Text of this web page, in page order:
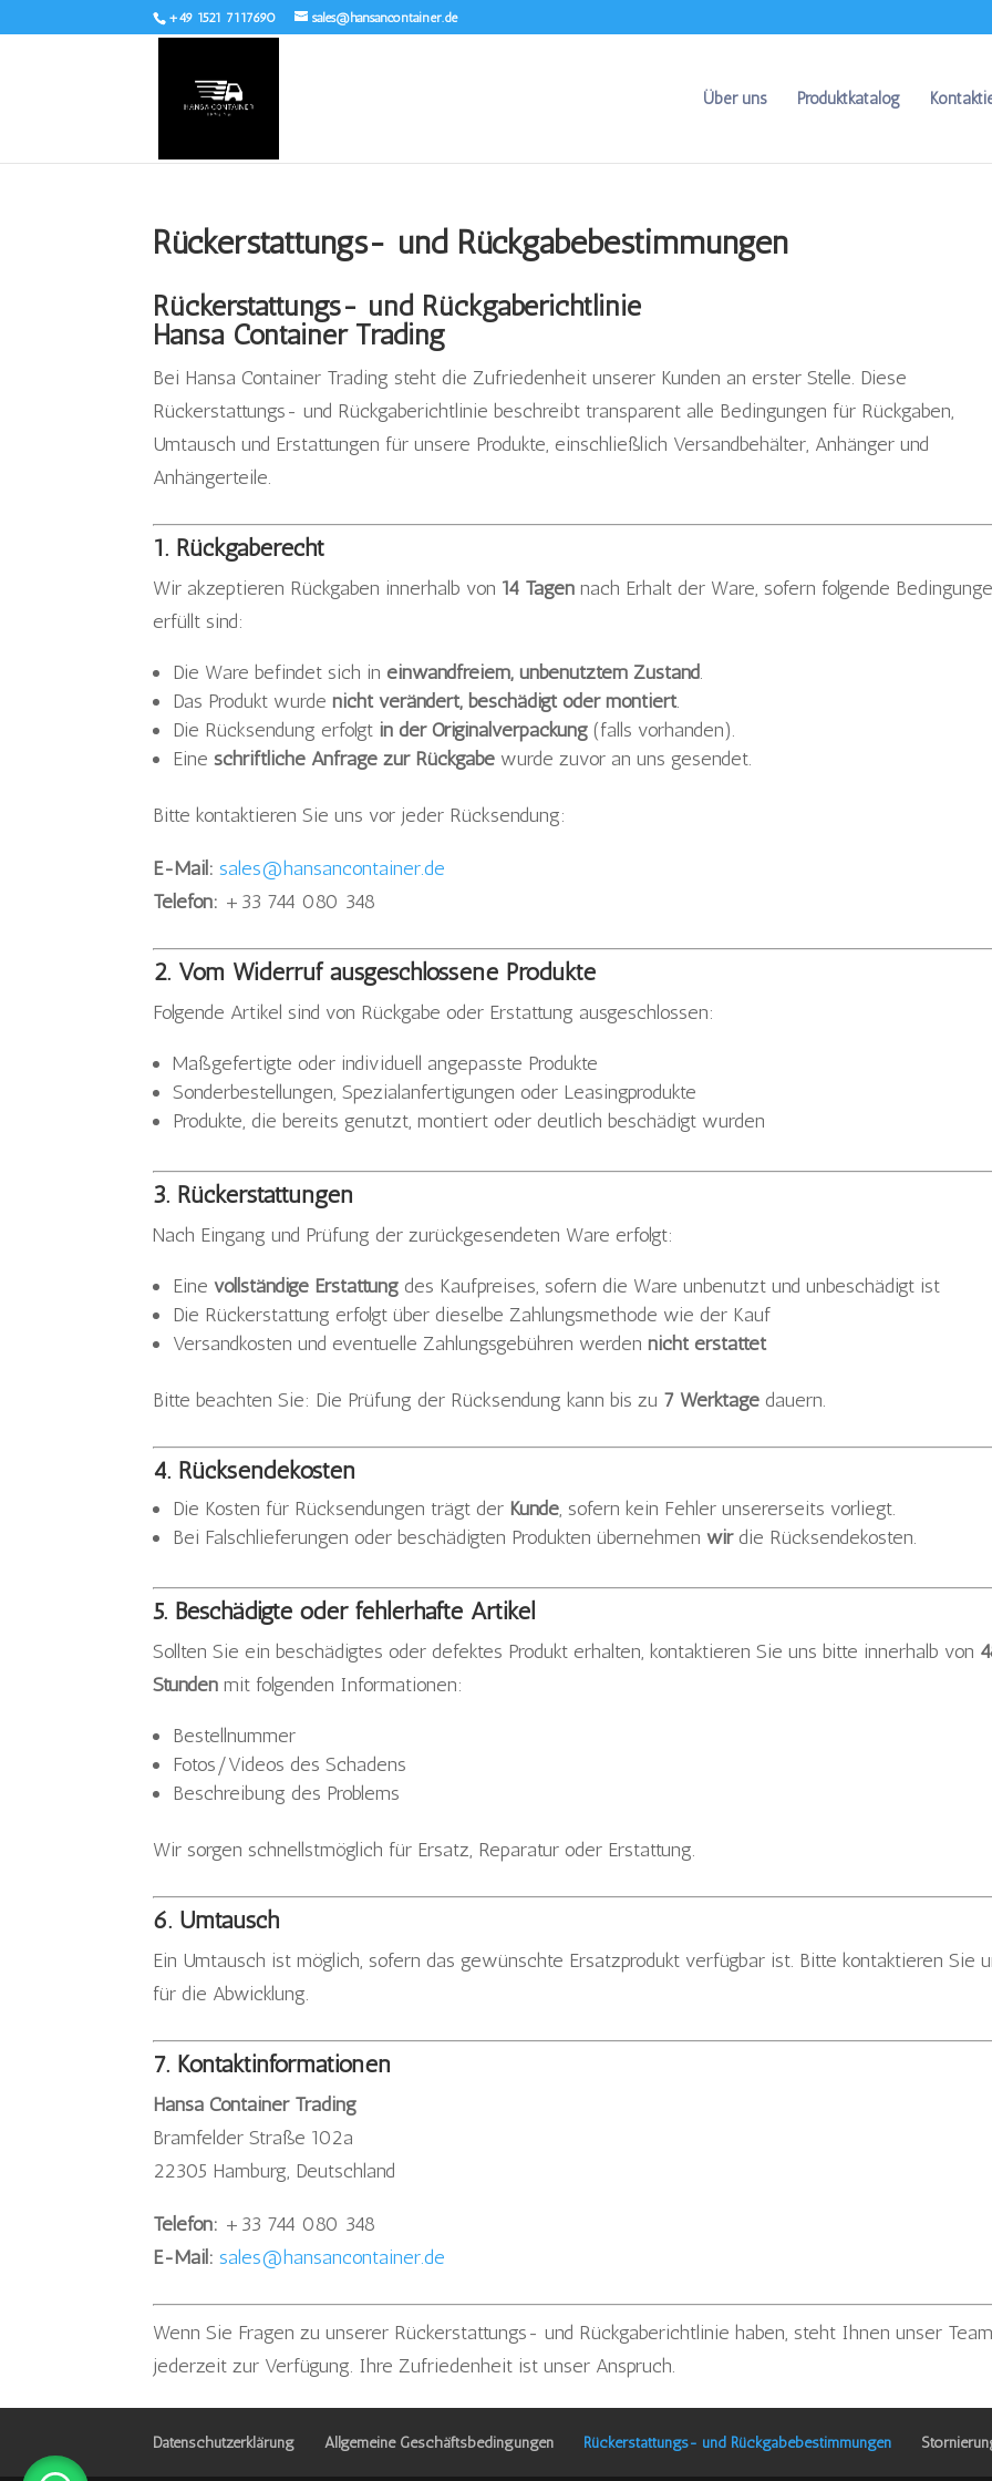
+49 1521 7117690 sales@hansancontainer.de
Über uns Produktkatalog
Rückerstattungs- und Rückgabebestimmungen
Rückerstattungs- und Rückgabe­richtlinie
Hansa Container Trading
Bei Hansa Container Trading steht die Zufriedenheit unserer Kunden an erster Stelle. Diese
Rückerstattungs- und Rückgaberichtlinie beschreibt transparent alle Bedingungen für Rückgaben,
Umtausch und Erstattungen für unsere Produkte, einschließlich Versandbehälter, Anhänger und
Anhängerteile.
1. Rückgaberecht
Wir akzeptieren Rückgaben innerhalb von 14 Tagennach Erhalt der Ware, sofern folgende
erfüllt sind:
Die Ware befindet sich in einwandfreiem, unbenutztem Zustand.
Das Produkt wurde nicht verändert, beschädigt oder montiert.
Die Rücksendung erfolgt in der Originalverpackung(falls vorhanden).
Eine schriftliche Anfrage zur Rückgabewurde zuvor an uns gesendet.
Bitte kontaktieren Sie uns vor jeder Rücksendung:
E-Mail: sales@hansancontainer.de
Telefon: +33 744 080 348
2. Vom Widerruf ausgeschlossene Produkte
Folgende Artikel sind von Rückgabe oder Erstattung ausgeschlossen:
Maßgefertigte oder individuell angepasste Produkte
Sonderbestellungen, Spezialanfertigungen oder Leasingprodukte
Produkte, die bereits genutzt, montiert oder deutlich beschädigt wurden
3. Rückerstattungen
Nach Eingang und Prüfung der zurückgesendeten Ware erfolgt:
Eine vollständige Erstattungdes Kaufpreises, sofern die Ware unbenutzt und unbeschädigt ist
Die Rückerstattung erfolgt über dieselbe Zahlungsmethode wie der Kauf
Versandkosten und eventuelle Zahlungsgebühren werden nicht erstattet
Bitte beachten Sie: Die Prüfung der Rücksendung kann bis zu 7 Werktagedauern.
4. Rücksendekosten
Die Kosten für Rücksendungen trägt der Kunde, sofern kein Fehler unsererseits vorliegt.
Bei Falschlieferungen oder beschädigten Produkten übernehmen wirdie Rücksendekosten.
5. Beschädigte oder fehlerhafte Artikel
Sollten Sie ein beschädigtes oder defektes Produkt erhalten, kontaktieren Sie uns bitte innerhalb von
Stundenmit folgenden Informationen:
Bestellnummer
Fotos/Videos des Schadens
Beschreibung des Problems
Wir sorgen schnellstmöglich für Ersatz, Reparatur oder Erstattung.
6. Umtausch
Ein Umtausch ist möglich, sofern das gewünschte Ersatzprodukt verfügbar ist. Bitte kontaktieren Sie
für die Abwicklung.
7. Kontaktinformationen
Hansa Container Trading
Bramfelder Straße 102a
22305 Hamburg, Deutschland
Telefon: +33 744 080 348
E-Mail: sales@hansancontainer.de
Wenn Sie Fragen zu unserer Rückerstattungs- und Rückgaberichtlinie haben, steht Ihnen unser Team
jederzeit zur Verfügung. Ihre Zufriedenheit ist unser Anspruch.
Datenschutzerklärung Allgemeine Geschäftsbedingungen Rückerstattungs- und Rückgabebestimmungen